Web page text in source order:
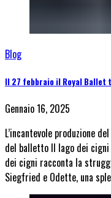
Blog
Il 27 febbraio il Royal Ballet
Gennaio 16, 2025
L’incantevole produzione
del balletto Il lago dei
dei cigni racconta la
Siegfried e Odette, una